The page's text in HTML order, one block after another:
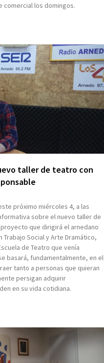
comercial los domingos.
taller de teatro con
próximo miércoles 4, a las
sobre el nuevo taller de
que dirigirá el arnedano
Social y Arte Dramático,
de Teatro que venía
basará, fundamentalmente, en el
tanto a personas que quieran
persigan adquirir
en su vida cotidiana.